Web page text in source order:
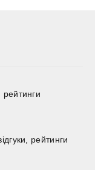
рейтинги
рейтинги